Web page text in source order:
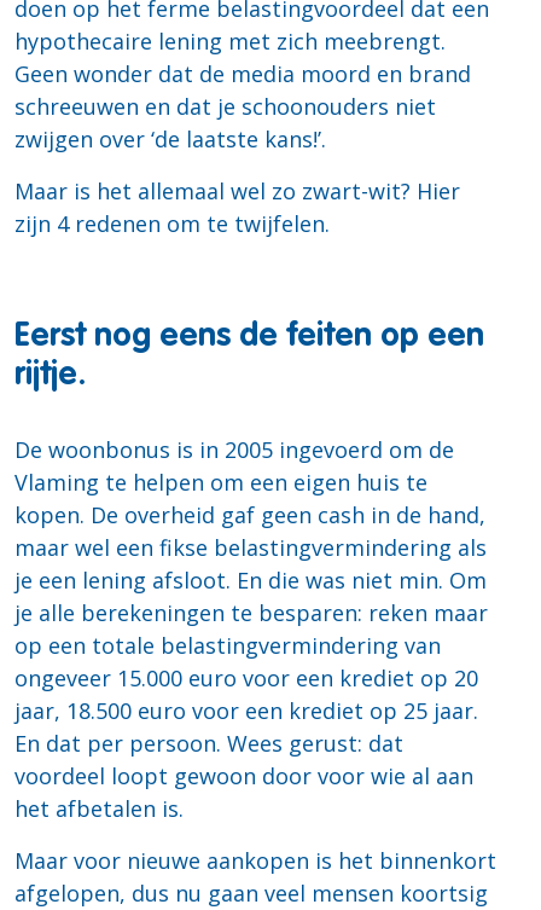
doen op het ferme belastingvoordeel dat een
hypothecaire lening met zich meebrengt.
Geen wonder dat de media moord en brand
schreeuwen en dat je schoonouders niet
zwijgen over ‘de laatste kans!’.
Maar is het allemaal wel zo zwart-wit? Hier
zijn 4 redenen om te twijfelen.
Eerst nog eens de feiten op een
rijtje.
De woonbonus is in 2005 ingevoerd om de
Vlaming te helpen om een eigen huis te
kopen. De overheid gaf geen cash in de hand,
maar wel een fikse belastingvermindering als
je een lening afsloot. En die was niet min. Om
je alle berekeningen te besparen: reken maar
op een totale belastingvermindering van
ongeveer 15.000 euro voor een krediet op 20
jaar, 18.500 euro voor een krediet op 25 jaar.
En dat per persoon. Wees gerust: dat
voordeel loopt gewoon door voor wie al aan
het afbetalen is.
Maar voor nieuwe aankopen is het binnenkort
afgelopen, dus nu gaan veel mensen koortsig